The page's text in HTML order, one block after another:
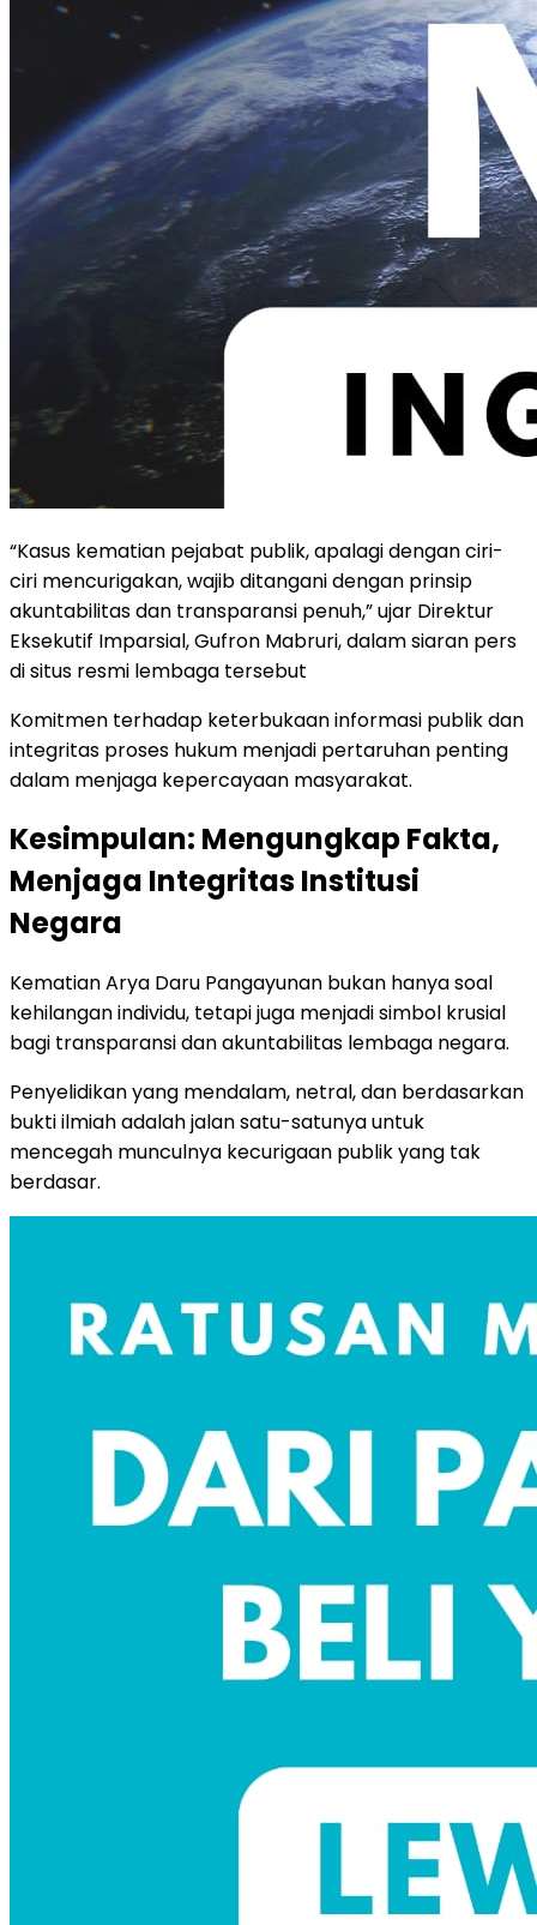
“Kasus kematian pejabat publik, apalagi dengan ciri-
ciri mencurigakan, wajib ditangani dengan prinsip
akuntabilitas dan transparansi penuh,” ujar Direktur
Eksekutif Imparsial, Gufron Mabruri, dalam siaran pers
di situs resmi lembaga tersebut
Komitmen terhadap keterbukaan informasi publik dan
integritas proses hukum menjadi pertaruhan penting
dalam menjaga kepercayaan masyarakat.
Kesimpulan: Mengungkap Fakta,
Menjaga Integritas Institusi
Negara
Kematian Arya Daru Pangayunan bukan hanya soal
kehilangan individu, tetapi juga menjadi simbol krusial
bagi transparansi dan akuntabilitas lembaga negara.
Penyelidikan yang mendalam, netral, dan berdasarkan
bukti ilmiah adalah jalan satu-satunya untuk
mencegah munculnya kecurigaan publik yang tak
berdasar.